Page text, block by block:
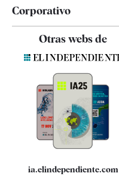
Corporativo
Contacto
Quiénes somos
Especificaciones
Otras webs de
ia.elindependiente.com